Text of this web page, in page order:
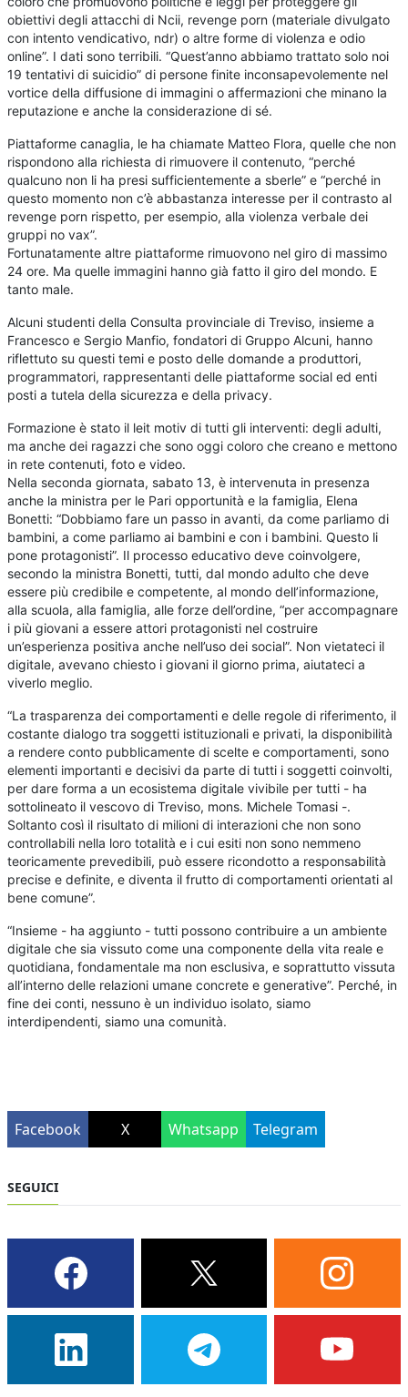
obiettivi degli attacchi di Ncii, revenge porn (materiale divulgato
con intento vendicativo, ndr) o altre forme di violenza e odio
online”. I dati sono terribili. “Quest’anno abbiamo trattato solo noi
19 tentativi di suicidio” di persone finite inconsapevolemente nel
vortice della diffusione di immagini o affermazioni che minano la
reputazione e anche la considerazione di sé.
Piattaforme canaglia, le ha chiamate Matteo Flora, quelle che non
rispondono alla richiesta di rimuovere il contenuto, “perché
qualcuno non li ha presi sufficientemente a sberle” e “perché in
questo momento non c’è abbastanza interesse per il contrasto al
revenge porn rispetto, per esempio, alla violenza verbale dei
gruppi no vax”.
Fortunatamente altre piattaforme rimuovono nel giro di massimo
24 ore. Ma quelle immagini hanno già fatto il giro del mondo. E
tanto male.
Alcuni studenti della Consulta provinciale di Treviso, insieme a
Francesco e Sergio Manfio, fondatori di Gruppo Alcuni, hanno
riflettuto su questi temi e posto delle domande a produttori,
programmatori, rappresentanti delle piattaforme social ed enti
posti a tutela della sicurezza e della privacy.
Formazione è stato il leit motiv di tutti gli interventi: degli adulti,
ma anche dei ragazzi che sono oggi coloro che creano e mettono
in rete contenuti, foto e video.
Nella seconda giornata, sabato 13, è intervenuta in presenza
anche la ministra per le Pari opportunità e la famiglia, Elena
Bonetti: “Dobbiamo fare un passo in avanti, da come parliamo di
bambini, a come parliamo ai bambini e con i bambini. Questo li
pone protagonisti”. Il processo educativo deve coinvolgere,
secondo la ministra Bonetti, tutti, dal mondo adulto che deve
essere più credibile e competente, al mondo dell’informazione,
alla scuola, alla famiglia, alle forze dell’ordine, “per accompagnare
i più giovani a essere attori protagonisti nel costruire
un’esperienza positiva anche nell’uso dei social”. Non vietateci il
digitale, avevano chiesto i giovani il giorno prima, aiutateci a
viverlo meglio.
“La trasparenza dei comportamenti e delle regole di riferimento, il
costante dialogo tra soggetti istituzionali e privati, la disponibilità
a rendere conto pubblicamente di scelte e comportamenti, sono
elementi importanti e decisivi da parte di tutti i soggetti coinvolti,
per dare forma a un ecosistema digitale vivibile per tutti - ha
sottolineato il vescovo di Treviso, mons. Michele Tomasi -.
Soltanto così il risultato di milioni di interazioni che non sono
controllabili nella loro totalità e i cui esiti non sono nemmeno
teoricamente prevedibili, può essere ricondotto a responsabilità
precise e definite, e diventa il frutto di comportamenti orientati al
bene comune”.
“Insieme - ha aggiunto - tutti possono contribuire a un ambiente
digitale che sia vissuto come una componente della vita reale e
quotidiana, fondamentale ma non esclusiva, e soprattutto vissuta
all’interno delle relazioni umane concrete e generative”. Perché, in
fine dei conti, nessuno è un individuo isolato, siamo
interdipendenti, siamo una comunità.
Facebook X Whatsapp Telegram
SEGUICI